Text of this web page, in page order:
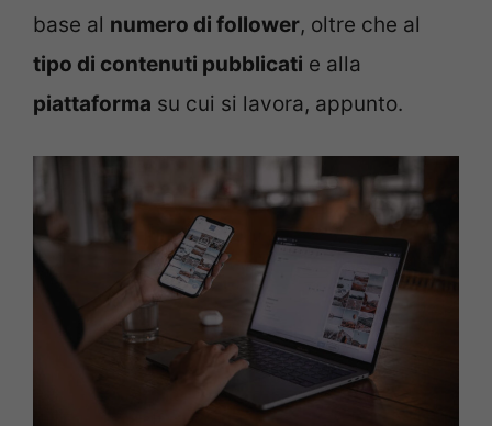
base al numero di follower, oltre che al
tipo di contenuti pubblicati e alla
piattaforma su cui si lavora, appunto.